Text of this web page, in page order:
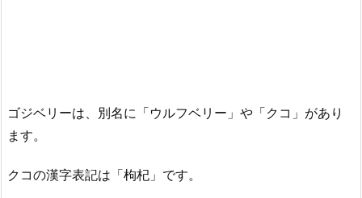
ゴジベリーは、別名に「ウルフベリー」や「クコ」があり
ます。
クコの漢字表記は「枸杞」です。